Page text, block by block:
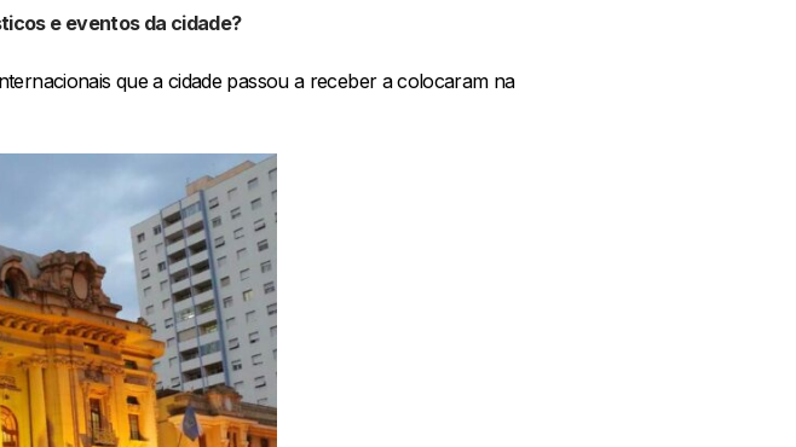
e eventos da cidade?
que a cidade passou a receber a colocaram na